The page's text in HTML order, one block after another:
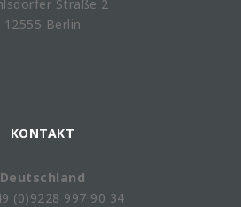
Straße 2
12555 Berlin
KONTAKT
Deutschland
(0)9228 997 90 34